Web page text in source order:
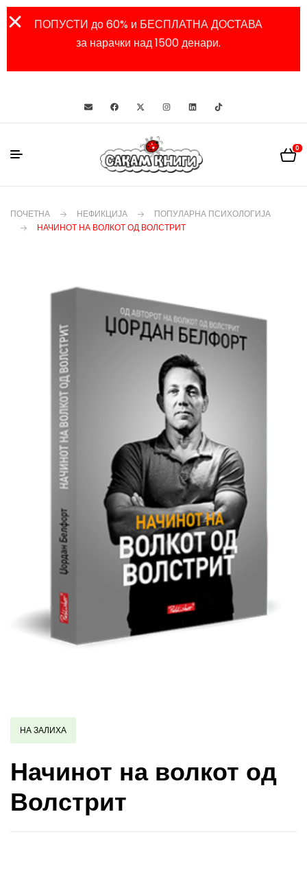
ПОПУСТИ до 60% и БЕСПЛАТНА ДОСТАВА
за нарачки над 1500 денари.
0
ПОЧЕТНА НЕФИКЦИЈА
ПОПУЛАРНА ПСИХОЛОГИЈА
НАЧИНОТ НА ВОЛКОТ ОД ВОЛСТРИТ
НА ЗАЛИХА
Начинот на волкот од
Волстрит